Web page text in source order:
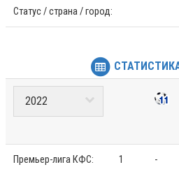
Статус / страна / город:
Премьер-лига КФС: 1 -